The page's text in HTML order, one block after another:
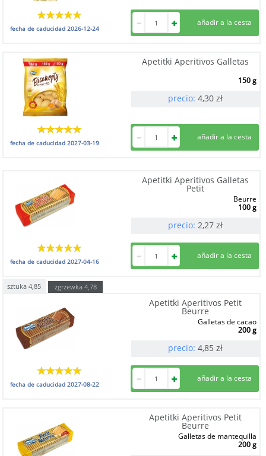
fecha de caducidad2026-12-24
Apetitki Aperitivos Galletas
150 g
precio: 4,30 zł
fecha de caducidad2027-03-19
Apetitki Aperitivos Galletas
Petit
Beurre
100 g
precio: 2,27 zł
fecha de caducidad2027-04-16
sztuka 4,85 zgrzewka 4,78
Apetitki Aperitivos Petit
Beurre
Galletas de cacao
200 g
precio: 4,85 zł
fecha de caducidad2027-08-22
Apetitki Aperitivos Petit
Beurre
Galletas de mantequilla
200 g